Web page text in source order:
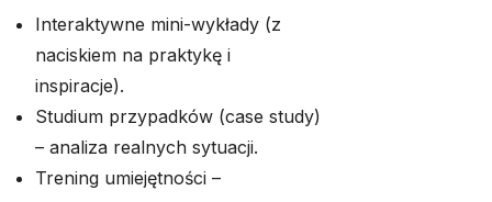
Interaktywne mini-wykłady (z
naciskiem na praktykę i
inspiracje).
Studium przypadków (case study)
– analiza realnych sytuacji.
Trening umiejętności –